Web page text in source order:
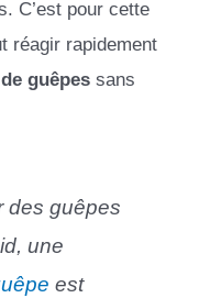
C’est pour cette
réagir rapidement
guêpes sans
des guêpes
une
est